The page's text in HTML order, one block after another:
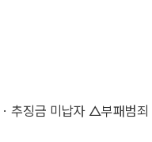
추징금 미납자 △부패범죄